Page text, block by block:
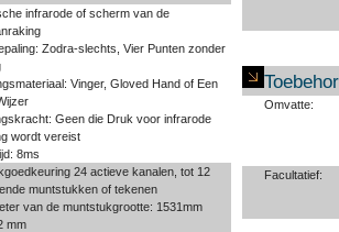
infrarode of scherm van de
Zodra-slechts, Vier Punten zonder
Vinger, Gloved Hand of Een
Geen die Druk voor infrarode
wordt vereist
8ms
24 actieve kanalen, tot 12
muntstukken of tekenen
van de muntstukgrootte: 1531mm
mm
Omvatte:
Facultatief: